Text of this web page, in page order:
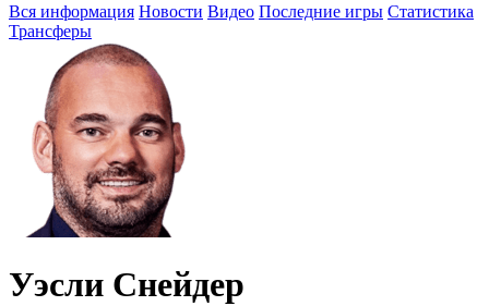
Вся информация Новости Видео Последние игры Статистика
Трансферы
Уэсли Снейдер